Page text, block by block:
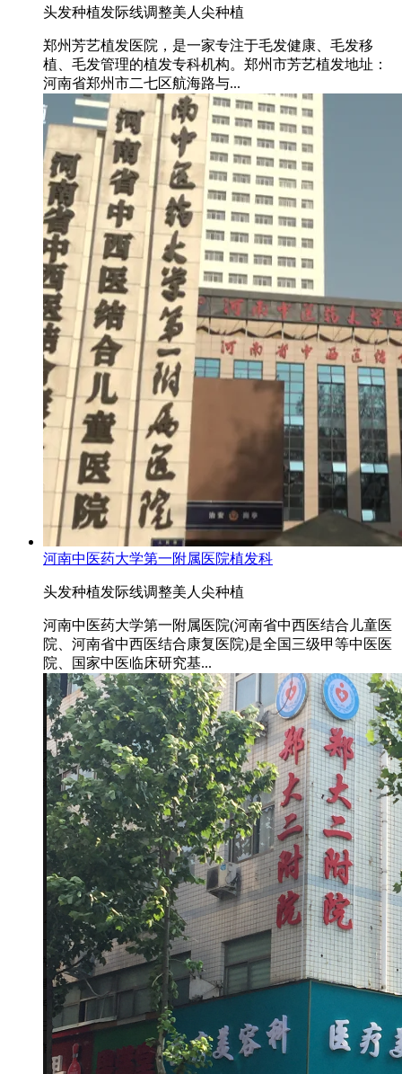
头发种植发际线调整美人尖种植
郑州芳艺植发医院，是一家专注于毛发健康、毛发移
植、毛发管理的植发专科机构。郑州市芳艺植发地址：
河南省郑州市二七区航海路与...
河南中医药大学第一附属医院植发科
头发种植发际线调整美人尖种植
河南中医药大学第一附属医院(河南省中西医结合儿童医
院、河南省中西医结合康复医院)是全国三级甲等中医医
院、国家中医临床研究基...